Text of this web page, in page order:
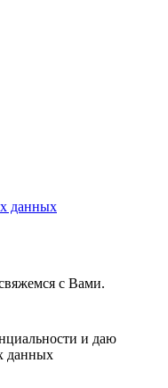
данных
с Вами.
и даю
данных